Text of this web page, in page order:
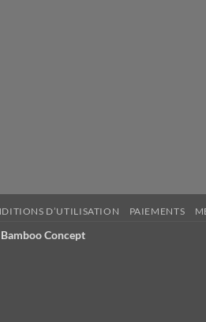
D’UTILISATION PAIEMENTS
Bamboo Concept